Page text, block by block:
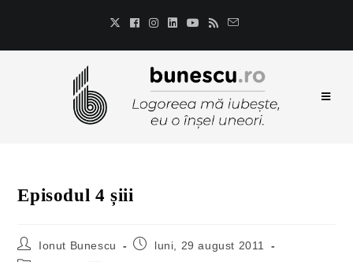
Episodul 4 șiii
Ionut Bunescu
luni, 29 august 2011